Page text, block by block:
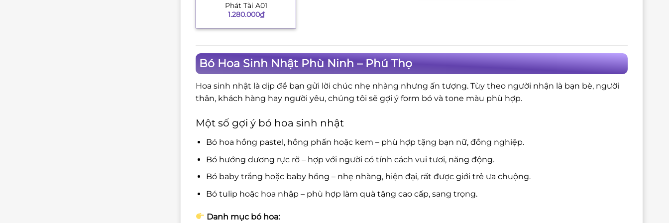
Phát Tài A01
1.280.000₫
Bó Hoa Sinh Nhật Phù Ninh – Phú Thọ
Hoa sinh nhật là dịp để bạn gửi lời chúc nhẹ nhàng nhưng ấn tượng. Tùy theo người nhận là bạn bè, người
thân, khách hàng hay người yêu, chúng tôi sẽ gợi ý form bó và tone màu phù hợp.
Một số gợi ý bó hoa sinh nhật
Bó hoa hồng pastel, hồng phấn hoặc kem – phù hợp tặng bạn nữ, đồng nghiệp.
Bó hướng dương rực rỡ – hợp với người có tính cách vui tươi, năng động.
Bó baby trắng hoặc baby hồng – nhẹ nhàng, hiện đại, rất được giới trẻ ưa chuộng.
Bó tulip hoặc hoa nhập – phù hợp làm quà tặng cao cấp, sang trọng.
Danh mục bó hoa: